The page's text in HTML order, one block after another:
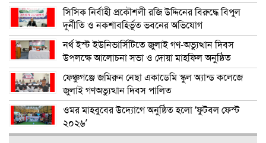
সিসিক নির্বাহী প্রকৌশলী রজি উদ্দিনের বিরুদ্ধে বিপুল
দুর্নীতি ও নকশাবহির্ভূত ভবনের অভিযোগ
নর্থ ইস্ট ইউনিভার্সিটিতে জুলাই গণ-অভ্যুত্থান দিবস
উপলক্ষে আলোচনা সভা ও দোয়া মাহফিল অনুষ্ঠিত
ফেঞ্চুগঞ্জে জমিরুন নেছা একাডেমি স্কুল অ্যান্ড কলেজে
জুলাই গণঅভ্যুত্থান দিবস পালিত
ওমর মাহবুবের উদ্যোগে অনুষ্ঠিত হলো ‘ফুটবল ফেস্ট
২০২৬’